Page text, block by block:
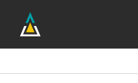
contenu